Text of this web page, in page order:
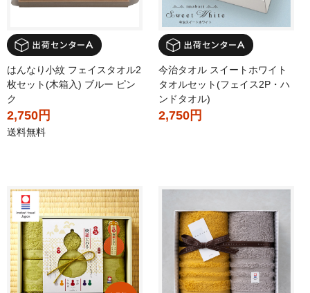
はんなり小紋 フェイスタオル2
枚セット(木箱入) ブルー ピン
ク
2,750円
送料無料
今治タオル スイートホワイト
タオルセット(フェイス2P・ハ
ンドタオル)
2,750円